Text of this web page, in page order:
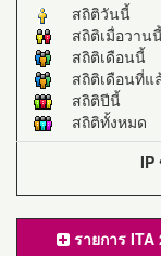
สถิติวันนี้
สถิติเมื่อวาน
สถิติเดือนนี้
สถิติเดือนที่แ
สถิติปีนี้
สถิติทั้งหมด
IP
รายการ ITA